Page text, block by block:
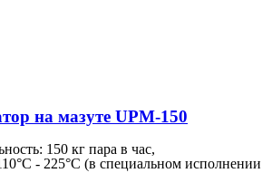
на мазуте UPM-150
150 кг пара в час,
- 225°C (в специальном исполнении